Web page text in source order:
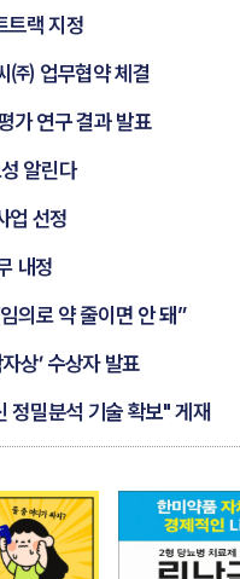
트랙 지정
㈜ 업무협약 체결
가 연구 결과 발표
알린다
업 선정
내정
의로 약 줄이면 안 돼”
상’ 수상자 발표
밀분석 기술 확보" 게재